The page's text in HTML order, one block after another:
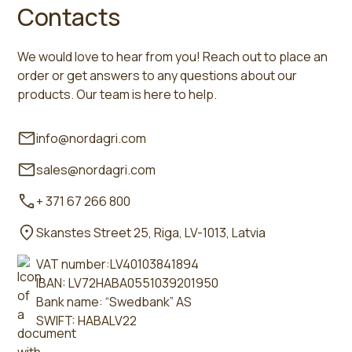
Contacts
We would love to hear from you! Reach out to place an
order or get answers to any questions about our
products. Our team is here to help.
info@nordagri.com
sales@nordagri.com
+ 371 67 266 800
Skanstes Street 25, Riga, LV-1013, Latvia
VAT number:LV40103841894
IBAN: LV72HABA0551039201950
Bank name: “Swedbank” AS
SWIFT: HABALV22